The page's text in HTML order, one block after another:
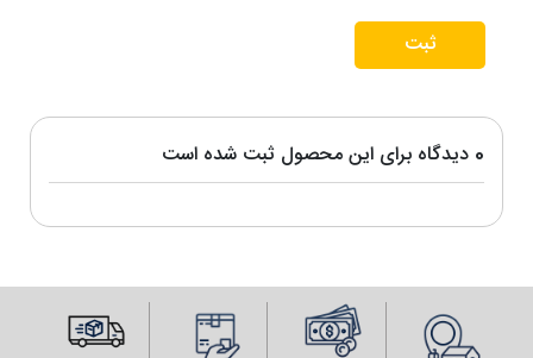
0 دیدگاه برای این محصول ثبت شده است
ثبت